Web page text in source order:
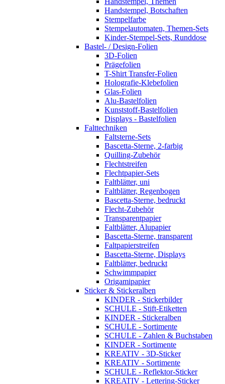
Handstempel, Botschaften
Stempelfarbe
Stempelautomaten, Themen-Sets
Kinder-Stempel-Sets, Runddose
Bastel- / Design-Folien
3D-Folien
Prägefolien
T-Shirt Transfer-Folien
Holografie-Klebefolien
Glas-Folien
Alu-Bastelfolien
Kunststoff-Bastelfolien
Displays - Bastelfolien
Falttechniken
Faltsterne-Sets
Bascetta-Sterne, 2-farbig
Quilling-Zubehör
Flechtstreifen
Flechtpapier-Sets
Faltblätter, uni
Faltblätter, Regenbogen
Bascetta-Sterne, bedruckt
Flecht-Zubehör
Transparentpapier
Faltblätter, Alupapier
Bascetta-Sterne, transparent
Faltpapierstreifen
Bascetta-Sterne, Displays
Faltblätter, bedruckt
Schwimmpapier
Origamipapier
Sticker & Stickeralben
KINDER - Stickerbilder
SCHULE - Stift-Etiketten
KINDER - Stickeralben
SCHULE - Sortimente
SCHULE - Zahlen & Buchstaben
KINDER - Sortimente
KREATIV - 3D-Sticker
KREATIV - Sortimente
SCHULE - Reflektor-Sticker
KREATIV - Lettering-Sticker